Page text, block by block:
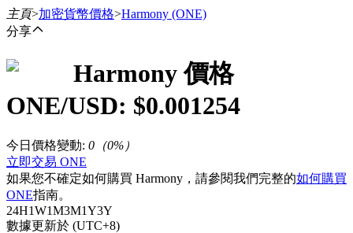
主頁>加密貨幣價格>Harmony (ONE)
分享
Harmony 價格
ONE/USD: $0.001254
今日價格變動: 0 （0%）
立即交易 ONE
如果您不確定如何購買 Harmony，請參閱我們完整的如何購買
ONE指南。
24H1W1M3M1Y3Y
數據更新於 (UTC+8)